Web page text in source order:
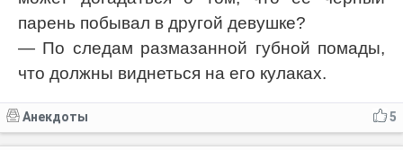
парень побывал в другой девушке?
— По следам размазанной губной помады,
что должны виднеться на его кулаках.
5
Анекдоты